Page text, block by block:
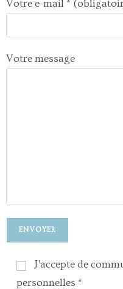
Votre e-mail *
Votre message
J'accepte de
personnelles *